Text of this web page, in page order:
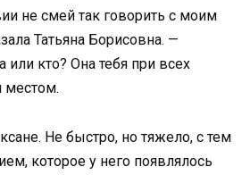
не смей так говорить с моим
Татьяна Борисовна. —
кто? Она тебя при всех
местом.
Не быстро, но тяжело, с тем
которое у него появлялось